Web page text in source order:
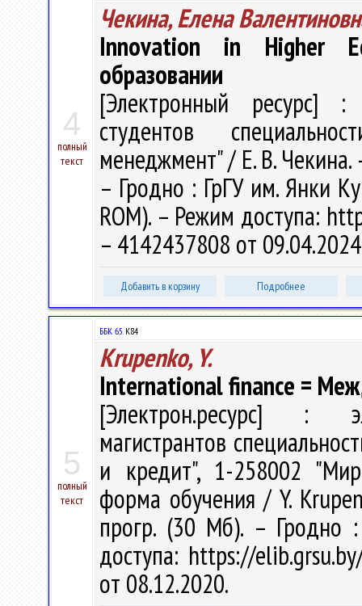
4
полный
текст
Чекина, Елена
Innovation in Higher
образовании
[Электронный ресурс] :
студентов
менеджмент" / Е. В. Чекина.
– Гродно : ГрГУ им. Янки
ROM). – Режим доступа:
– 4142437808 от
Добавить в корзину Подробнее
5
полный
текст
ББК 65.К84
Krupenko, Y.
International finance =
[Электрон.ресурс] :
магистрантов
и кредит", 1-258002
форма обучения / Y.
прогр. (30 Мб). – Гродно
доступа: https://
от 08.12.2020.